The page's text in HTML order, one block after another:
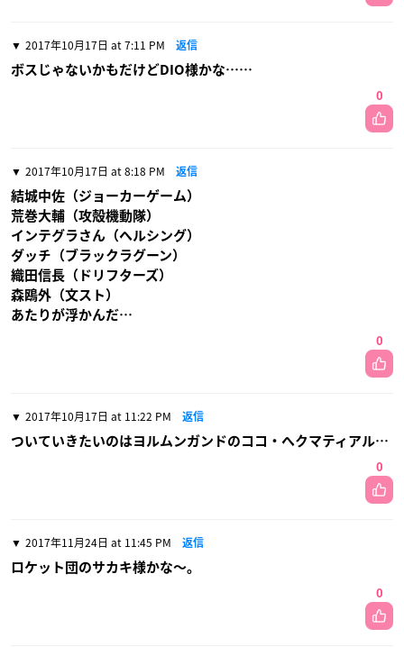
2017年10月17日 at 7:11 PM 返信
ボスじゃないかもだけどDIO様かな……
0
2017年10月17日 at 8:18 PM 返信
結城中佐（ジョーカーゲーム）
荒巻大輔（攻殻機動隊）
インテグラさん（ヘルシング）
ダッチ（ブラックラグーン）
織田信長（ドリフターズ）
森鴎外（文スト）
あたりが浮かんだ…
0
2017年10月17日 at 11:22 PM 返信
ついていきたいのはヨルムンガンドのココ・へクマティアル…
0
2017年11月24日 at 11:45 PM 返信
ロケット団のサカキ様かな〜。
0